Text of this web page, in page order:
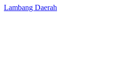
Lambang Daerah